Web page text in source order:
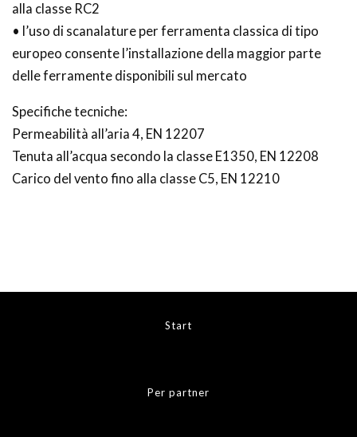
alla classe RC2
• l’uso di scanalature per ferramenta classica di tipo
europeo consente l’installazione della maggior parte
delle ferramente disponibili sul mercato
Specifiche tecniche:
Permeabilità all’aria 4, EN 12207
Tenuta all’acqua secondo la classe E1350, EN 12208
Carico del vento fino alla classe C5, EN 12210
Start
Per partner